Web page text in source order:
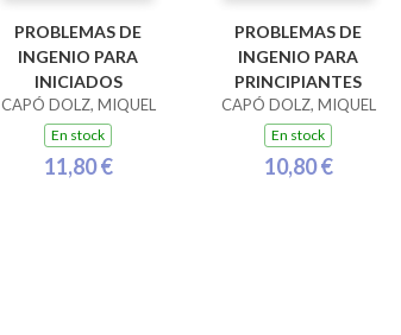
PROBLEMAS DE
INGENIO PARA
INICIADOS
CAPÓ DOLZ, MIQUEL
En stock
11,80 €
PROBLEMAS DE
INGENIO PARA
PRINCIPIANTES
CAPÓ DOLZ, MIQUEL
En stock
10,80 €